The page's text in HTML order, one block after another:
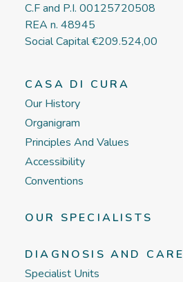
C.F and P.I. 00125720508
REA n. 48945
Social Capital €209.524,00
CASA DI CURA
Our History
Organigram
Principles And Values
Accessibility
Conventions
OUR SPECIALISTS
DIAGNOSIS AND CARE
Specialist Units